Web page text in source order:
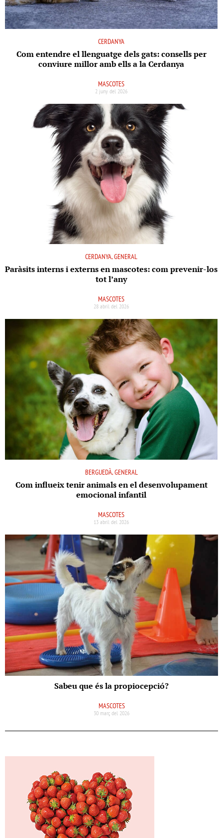
CERDANYA
Com entendre el llenguatge dels gats: consells per
conviure millor amb ells a la Cerdanya
MASCOTES
2 juny del 2026
CERDANYA, GENERAL
Paràsits interns i externs en mascotes: com prevenir-los
tot l’any
MASCOTES
28 abril del 2026
BERGUEDÀ, GENERAL
Com influeix tenir animals en el desenvolupament
emocional infantil
MASCOTES
13 abril del 2026
Sabeu que és la propiocepció?
MASCOTES
30 març del 2026